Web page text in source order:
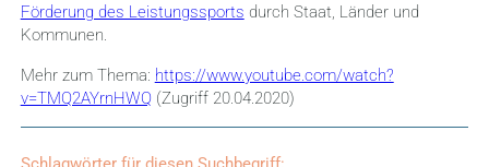
Förderung des Leistungssports durch Staat, Länder und
Kommunen.
Mehr zum Thema: https://www.youtube.com/watch?
v=TMQ2AYrnHWQ(Zugriff 20.04.2020)